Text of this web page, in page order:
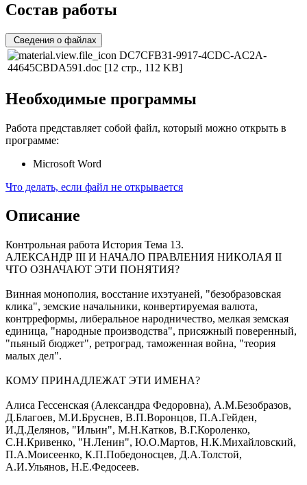
Состав работы
Сведения о файлах
DC7CFB31-9917-4CDC-AC2A-
44645CBDA591.doc [12 стр., 112 KB]
Необходимые программы
Работа представляет собой файл, который можно открыть в
программе:
Microsoft Word
Что делать, если файл не открывается
Описание
Контрольная работа История Тема 13.
АЛЕКСАНДР III И НАЧАЛО ПРАВЛЕНИЯ НИКОЛАЯ II
ЧТО ОЗНАЧАЮТ ЭТИ ПОНЯТИЯ?
Винная монополия, восстание ихэтуаней, "безобразовская
клика", земские начальники, конвертируемая валюта,
контрреформы, либеральное народничество, мелкая земская
единица, "народные производства", присяжный поверенный,
"пьяный бюджет", ретроград, таможенная война, "теория
малых дел".
КОМУ ПРИНАДЛЕЖАТ ЭТИ ИМЕНА?
Алиса Гессенская (Александра Федоровна), А.М.Безобразов,
Д.Благоев, М.И.Бруснев, В.П.Воронцов, П.А.Гейден,
И.Д.Делянов, "Ильин", М.Н.Катков, В.Г.Короленко,
С.Н.Кривенко, "Н.Ленин", Ю.О.Мартов, Н.К.Михайловский,
П.А.Моисеенко, К.П.Победоносцев, Д.А.Толстой,
А.И.Ульянов, Н.Е.Федосеев.